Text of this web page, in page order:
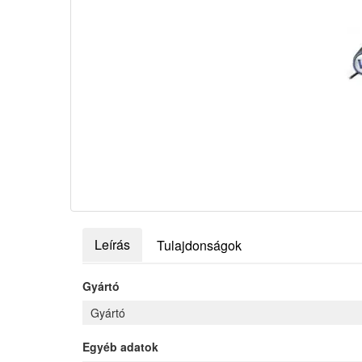
Leírás Tulajdonságok
Gyártó
Gyártó
Egyéb adatok